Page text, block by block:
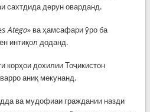
сахтдида дерун оварданд.
Atego» ва ҳамсафари ӯро ба
интиқол доданд.
корҳои дохилии Тоҷикистон
аниқ мекунанд.
ва мудофиаи граждании назди